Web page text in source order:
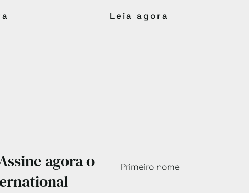
Leia agora
agora o